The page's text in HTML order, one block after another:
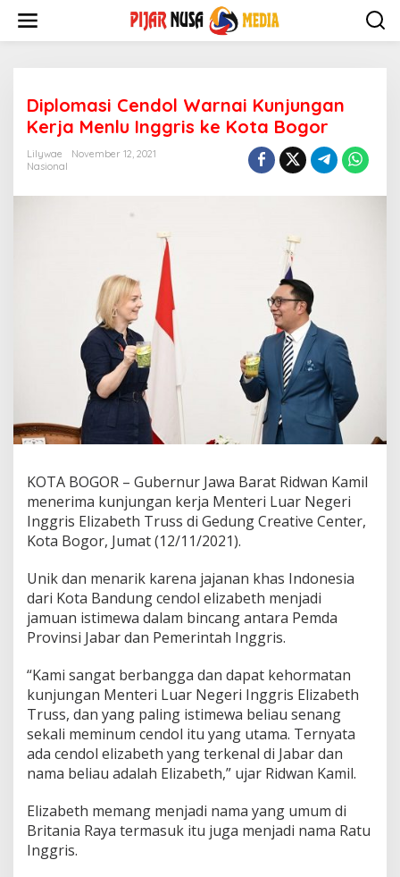
content
Diplomasi Cendol Warnai Kunjungan
Kerja Menlu Inggris ke Kota Bogor
Lilywae
November 12, 2021
Nasional
KOTA BOGOR – Gubernur Jawa Barat Ridwan Kamil
menerima kunjungan kerja Menteri Luar Negeri
Inggris Elizabeth Truss di Gedung Creative Center,
Kota Bogor, Jumat (12/11/2021).
Unik dan menarik karena jajanan khas Indonesia
dari Kota Bandung cendol elizabeth menjadi
jamuan istimewa dalam bincang antara Pemda
Provinsi Jabar dan Pemerintah Inggris.
“Kami sangat berbangga dan dapat kehormatan
kunjungan Menteri Luar Negeri Inggris Elizabeth
Truss, dan yang paling istimewa beliau senang
sekali meminum cendol itu yang utama. Ternyata
ada cendol elizabeth yang terkenal di Jabar dan
nama beliau adalah Elizabeth,” ujar Ridwan Kamil.
Elizabeth memang menjadi nama yang umum di
Britania Raya termasuk itu juga menjadi nama Ratu
Inggris.